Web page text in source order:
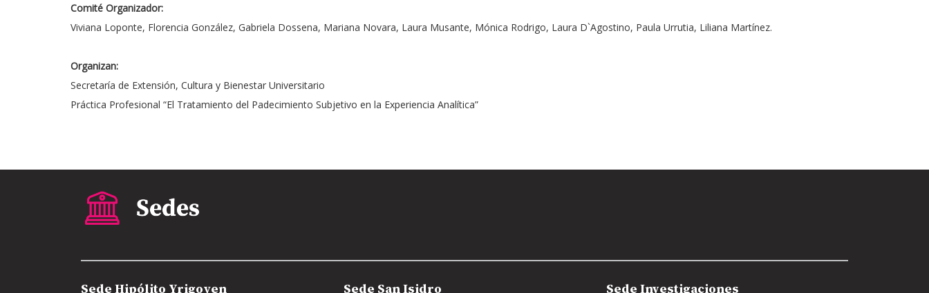
Comité Organizador:
Viviana Loponte, Florencia González, Gabriela Dossena, Mariana Novara, Laura Musante, Mónica Rodrigo, Laura D`Agostino, Paula Urrutia, Liliana Martínez.
Organizan:
Secretaría de Extensión, Cultura y Bienestar Universitario
Práctica Profesional “El Tratamiento del Padecimiento Subjetivo en la Experiencia Analítica”
Sede Hipólito Yrigoyen Sede San Isidro Sede Investigaciones